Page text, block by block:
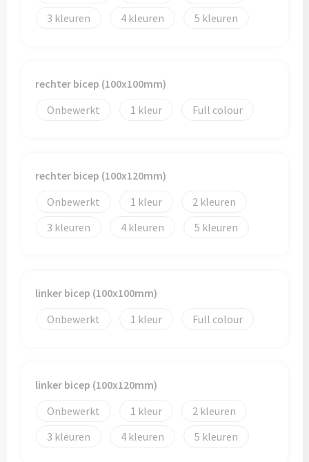
3
4 5
rechter bicep (100x100mm)
Onbewerkt
1 Full colour
rechter bicep (100x120mm)
Onbewerkt
1
2
3
4 5
linker bicep (100x100mm)
Onbewerkt
1 Full colour
linker bicep (100x120mm)
Onbewerkt
1
2
3
4 5